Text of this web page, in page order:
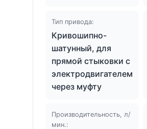
Тип привода:
Кривошипно-
шатунный, для
прямой стыковки с
электродвигателем
через муфту
Производительность, л/
мин.: